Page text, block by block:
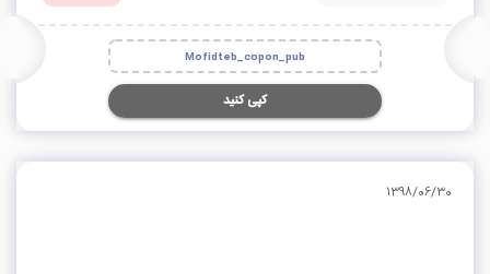
Mofidteb_copon_pub
کپی کنید
1398/06/30